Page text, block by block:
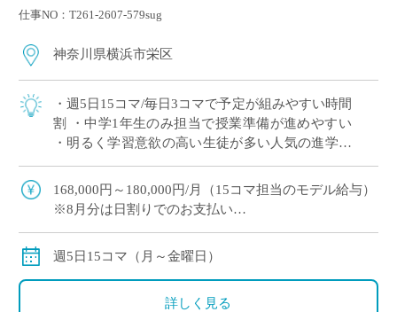
仕事NO：T261-2607-579sug
神奈川県横浜市栄区
・週5日15コマ/毎日3コマで予定が組みやすい時間
割 ・中学1年生のみ担当で授業準備が進めやすい
・明るく学習意欲の高い生徒が多い人気の進学校
をご希望の方におすすめ
168,000円～180,000円/月（15コマ担当のモデル給与）
※8月分は日割りでのお支払い
◇交通費別途支給
週5日15コマ（月～金曜日）
詳しく見る